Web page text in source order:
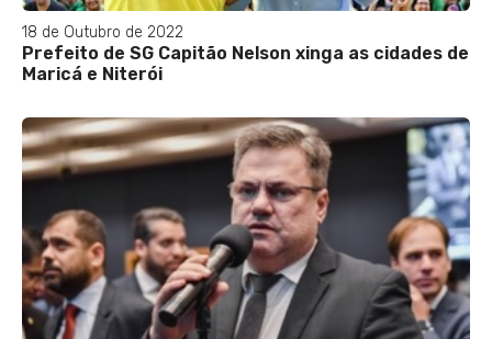
18 de Outubro de 2022
Prefeito de SG Capitão Nelson xinga as cidades de
Maricá e Niterói